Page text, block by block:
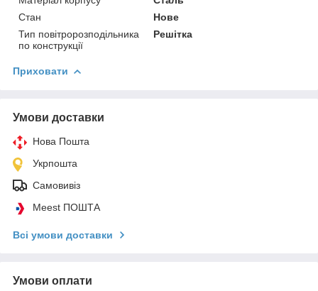
Стан
Нове
Тип повітророзподільника
по конструкції
Решітка
Приховати
Умови доставки
Нова Пошта
Укрпошта
Самовивіз
Meest ПОШТА
Всі умови доставки
Умови оплати